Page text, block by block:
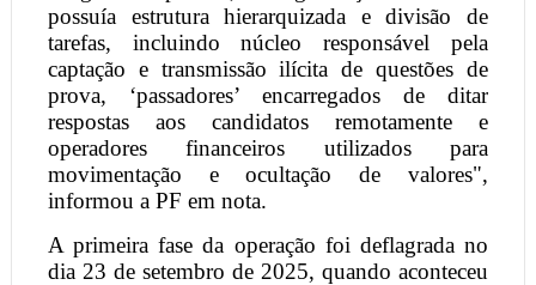
possuía estrutura hierarquizada e divisão de
tarefas, incluindo núcleo responsável pela
captação e transmissão ilícita de questões de
prova, ‘passadores’ encarregados de ditar
respostas aos candidatos remotamente e
operadores financeiros utilizados para
movimentação e ocultação de valores",
informou a PF em nota.
A primeira fase da operação foi deflagrada no
dia 23 de setembro de 2025, quando aconteceu